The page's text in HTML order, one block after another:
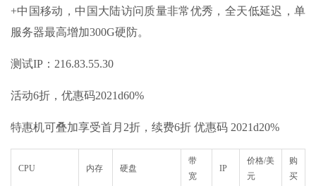
+中国移动，中国大陆访问质量非常优秀，全天低延迟，单
服务器最高增加300G硬防。
测试IP：216.83.55.30
活动6折，优惠码2021d60%
特惠机可叠加享受首月2折，续费6折 优惠码 2021d20%
CPU 内存 硬盘
带
宽
IP
价格/美
元
购
买